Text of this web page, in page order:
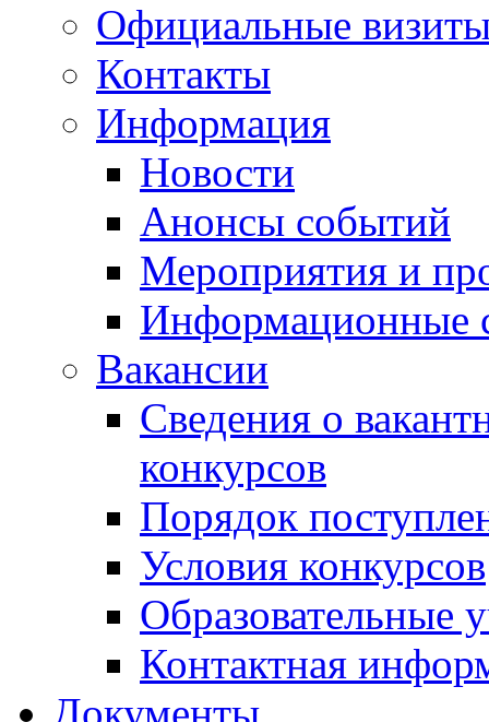
Официальные
Контакты
Информация
Новости
Анонсы событий
Мероприятия и
Информационные
Вакансии
Сведения о
конкурсов
Порядок
Условия конкурсов
Образовательные
Контактная